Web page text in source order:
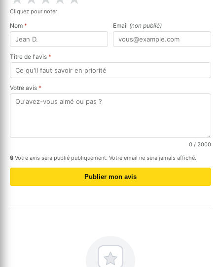
Cliquez pour noter
Nom * Email (non publié)
Titre de l'avis *
Votre avis *
0 / 2000
🔒 Votre avis sera publié publiquement. Votre email ne sera jamais affiché.
Publier mon avis